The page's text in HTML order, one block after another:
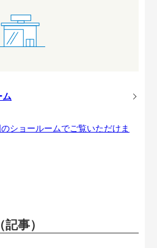
ム
ショールームでご覧いただけま
事）